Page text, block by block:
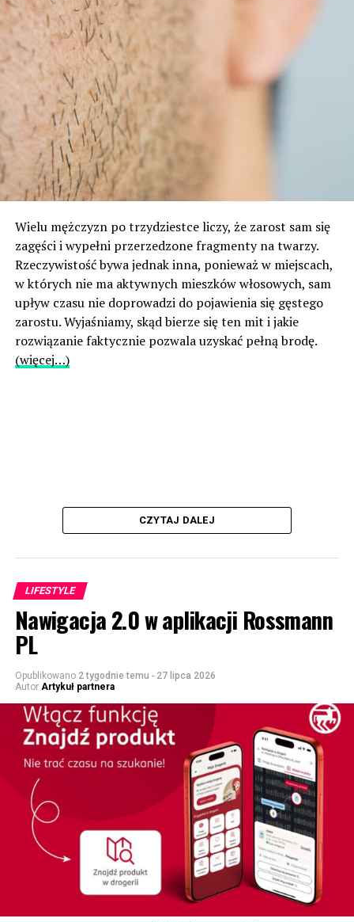
Wielu mężczyzn po trzydziestce liczy, że zarost sam się
zagęści i wypełni przerzedzone fragmenty na twarzy.
Rzeczywistość bywa jednak inna, ponieważ w miejscach,
w których nie ma aktywnych mieszków włosowych, sam
upływ czasu nie doprowadzi do pojawienia się gęstego
zarostu. Wyjaśniamy, skąd bierze się ten mit i jakie
rozwiązanie faktycznie pozwala uzyskać pełną brodę.
(więcej…)
CZYTAJ DALEJ
LIFESTYLE
Nawigacja 2.0 w aplikacji Rossmann
PL
Opublikowano 2 tygodnie temu - 27 lipca 2026
Autor Artykuł partnera